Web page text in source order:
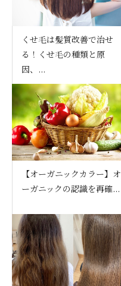
くせ毛は髪質改善で治せ
る！くせ毛の種類と原
因、...
【オーガニックカラー】オ
ーガニックの認識を再確...